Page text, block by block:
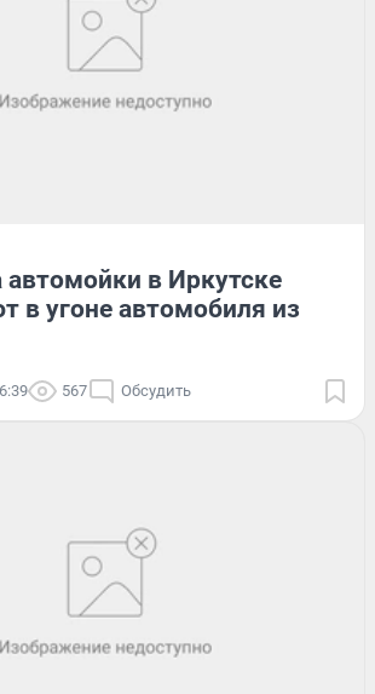
автомойки в Иркутске
в угоне автомобиля из
567 Обсудить